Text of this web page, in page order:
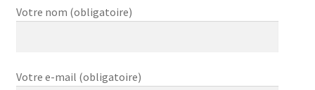
Contact
Avis clients
Votre nom (obligatoire)
Votre e-mail (obligatoire)